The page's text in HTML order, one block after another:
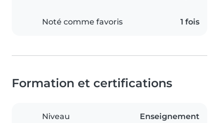
Noté comme favoris 1 fois
Formation et certifications
Niveau
Enseignement